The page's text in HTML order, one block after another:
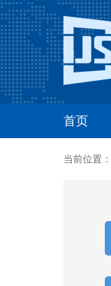
首页
当前位置：